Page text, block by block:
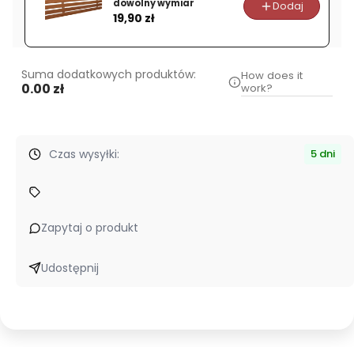
sauny
18
dowolny wymiar
Cena
19,90 zł
Dodaj
Suma dodatkowych produktów:
0.00 zł
How does it
work?
Czas wysyłki: 5 dni
Zapytaj o produkt
Udostępnij